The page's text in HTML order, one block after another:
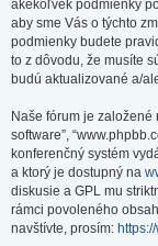
akékoľvek podmienky
aby sme Vás o týchto
podmienky budete
to z dôvodu, že musíte
budú aktualizované a/
Naše fórum je založené
software”,
konferenčný systém
a ktorý je dostupný na
diskusie a GPL mu
rámci povoleného
navštívte, prosím: